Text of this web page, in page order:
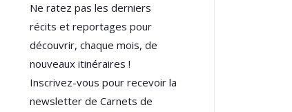
Ne ratez pas les derniers
récits et reportages pour
découvrir, chaque mois, de
nouveaux itinéraires !
Inscrivez-vous pour recevoir la
newsletter de Carnets de